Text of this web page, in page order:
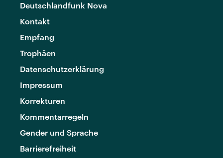
Deutschlandfunk Nova
Kontakt
Empfang
Trophäen
Datenschutzerklärung
Impressum
Korrekturen
Kommentarregeln
Gender und Sprache
Barrierefreiheit